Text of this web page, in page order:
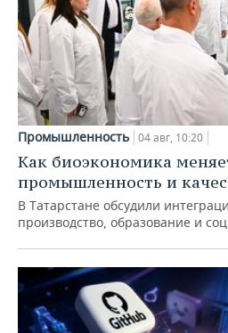
Промышленность 04 авг, 10:20
Как биоэкономика
промышленность и
В Татарстане обсудили
производство, образование и